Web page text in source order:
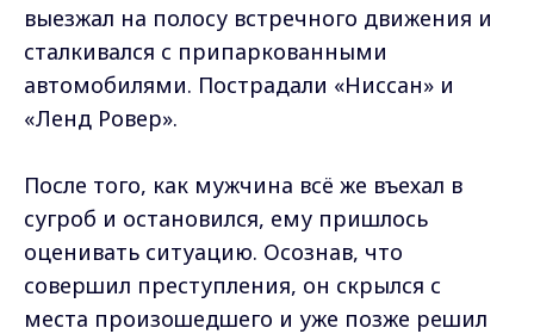
выезжал на полосу встречного движения и
сталкивался с припаркованными
автомобилями. Пострадали «Ниссан» и
«Ленд Ровер».
После того, как мужчина всё же въехал в
сугроб и остановился, ему пришлось
оценивать ситуацию. Осознав, что
совершил преступления, он скрылся с
места произошедшего и уже позже решил